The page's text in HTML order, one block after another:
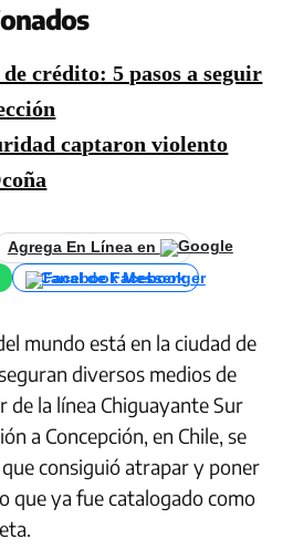
crédito: 5 pasos a seguir
captaron violento
Agrega En Línea en
Canal de Facebook
mundo está en la ciudad de
diversos medios de
de la línea Chiguayante Sur
a Concepción, en Chile, se
consiguió atrapar y poner
que ya fue catalogado como